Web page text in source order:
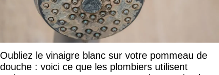
Oubliez le vinaigre blanc sur votre pommeau de
douche : voici ce que les plombiers utilisent